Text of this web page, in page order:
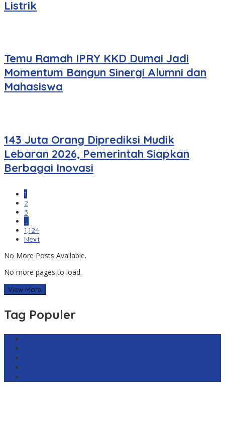
Listrik
Temu Ramah IPRY KKD Dumai Jadi
Momentum Bangun Sinergi Alumni dan
Mahasiswa
143 Juta Orang Diprediksi Mudik
Lebaran 2026, Pemerintah Siapkan
Berbagai Inovasi
1
2
3
…
1,124
Next
No More Posts Available.
No more pages to load.
View More
Tag Populer